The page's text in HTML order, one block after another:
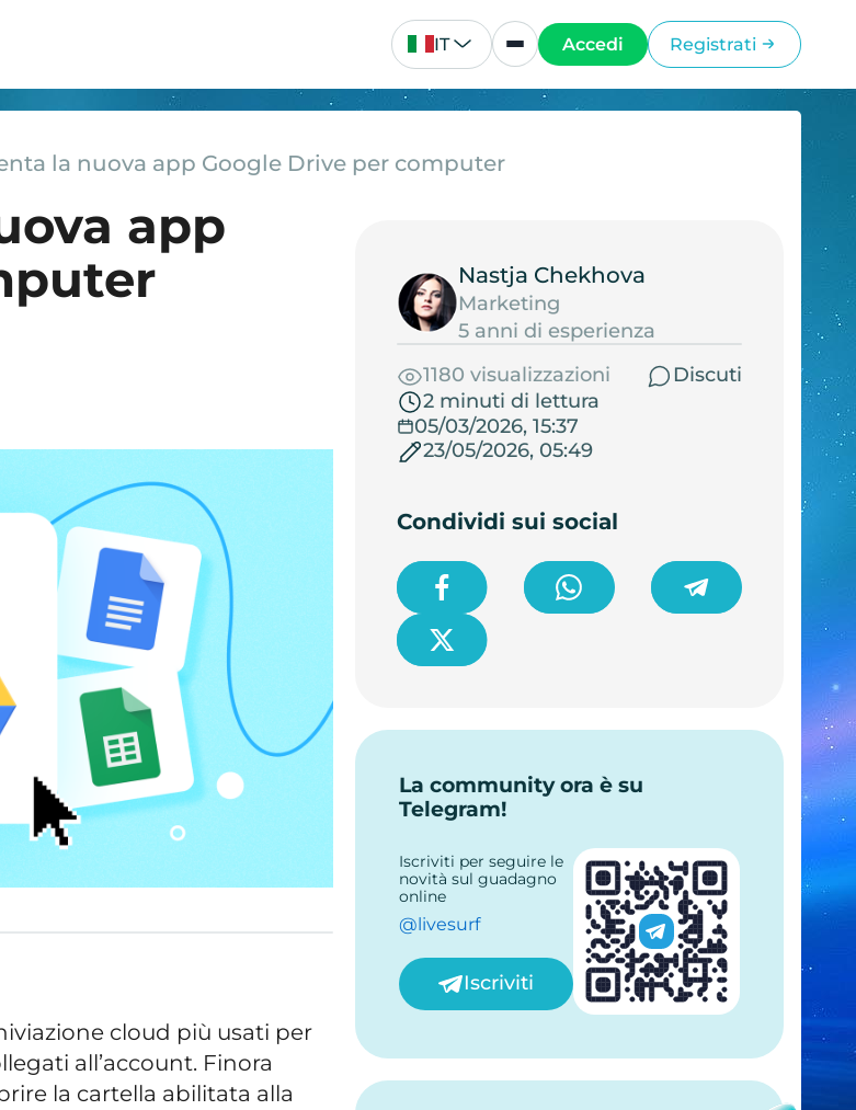
IT Accedi Registrati
la nuova app Google Drive per computer
app
cloud più usati per
all’account. Finora
la cartella abilitata alla
Nastja Chekhova
Marketing
5 anni di esperienza
1180 visualizzazioni
Discuti
2 minuti di lettura
05/03/2026, 15:37
23/05/2026, 05:49
Condividi sui social
La community ora è su
Telegram!
Iscriviti per seguire le
novità sul guadagno
online
@livesurf
Iscriviti